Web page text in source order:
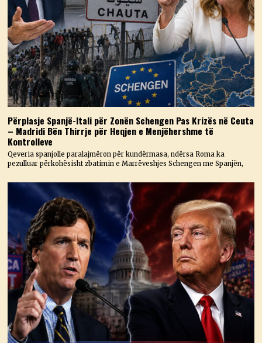
Përplasje Spanjë-Itali për Zonën Schengen Pas Krizës në Ceuta
– Madridi Bën Thirrje për Heqjen e Menjëhershme të
Kontrolleve
Qeveria spanjolle paralajmëron për kundërmasa, ndërsa Roma ka
pezulluar përkohësisht zbatimin e Marrëveshjes Schengen me Spanjën,